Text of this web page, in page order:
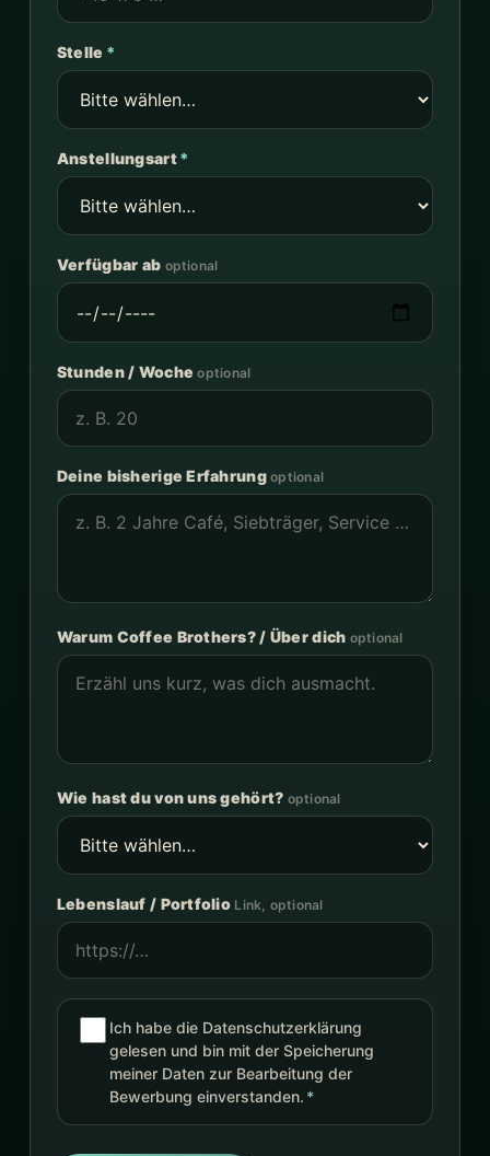
Stelle *
Anstellungsart*
Verfügbar ab optional
Stunden / Wocheoptional
Deine bisherige Erfahrungoptional
Warum Coffee Brothers? / Über dich optional
Wie hast du von uns gehört? optional
Lebenslauf / Portfolio Link, optional
Ich habe die Datenschutzerklärung
gelesen und bin mit der Speicherung
meiner Daten zur Bearbeitung der
Bewerbung einverstanden. *